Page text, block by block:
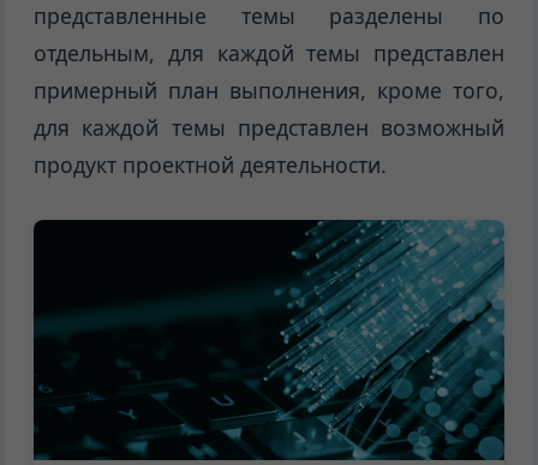
представленные темы разделены по
отдельным, для каждой темы представлен
примерный план выполнения, кроме того,
для каждой темы представлен возможный
продукт проектной деятельности.